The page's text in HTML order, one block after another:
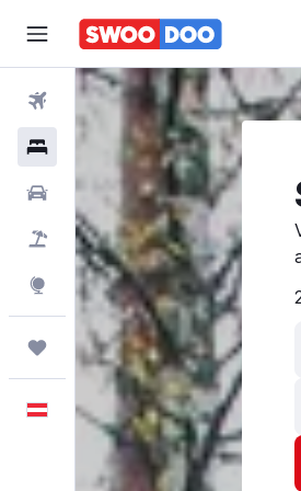
Flüge
Hotels
Mietwagen
Pauschalreisen
Explore
Trips
Deutsch